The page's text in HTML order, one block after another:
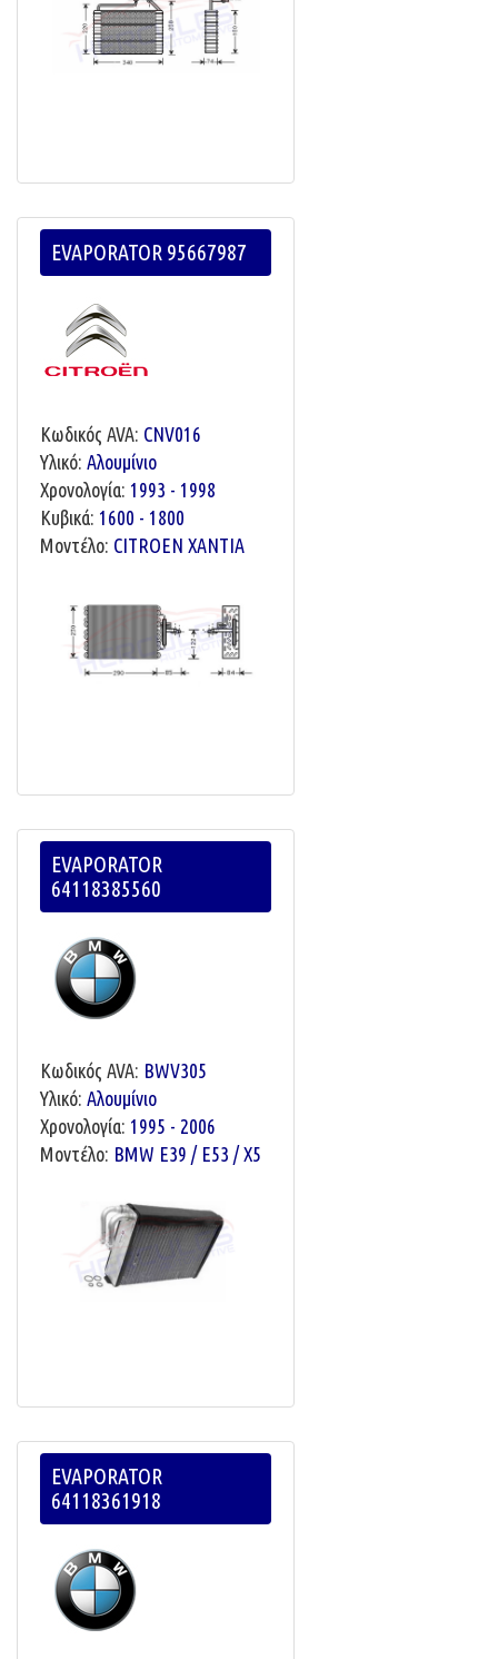
EVAPORATOR 95667987
Κωδικός AVA: CNV016
Υλικό: Αλουμίνιο
Χρονολογία: 1993 - 1998
Κυβικά: 1600 - 1800
Μοντέλο: CITROEN XANTIA
EVAPORATOR
64118385560
Κωδικός AVA: BWV305
Υλικό: Αλουμίνιο
Χρονολογία: 1995 - 2006
Μοντέλο: BMW E39 / E53 / X5
EVAPORATOR
64118361918